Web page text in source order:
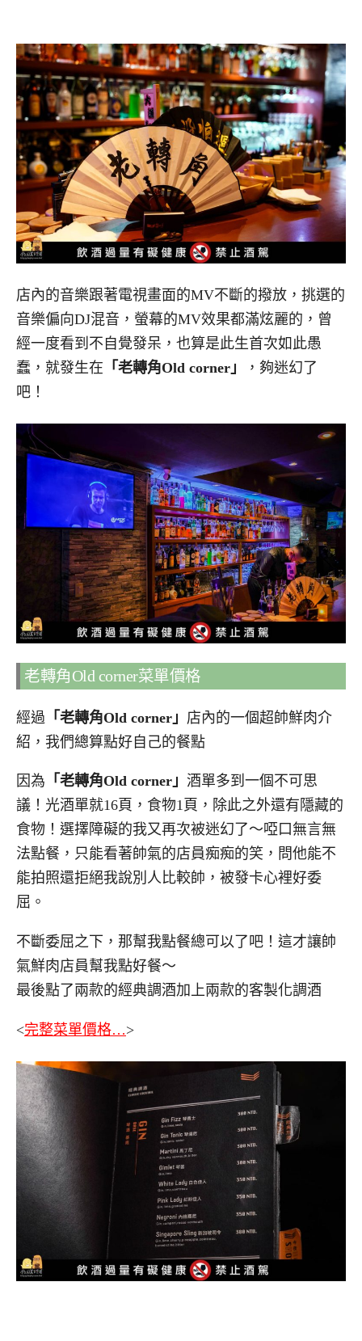
店內的音樂跟著電視畫面的MV不斷的撥放，挑選的
音樂偏向DJ混音，螢幕的MV效果都滿炫麗的，曾
經一度看到不自覺發呆，也算是此生首次如此愚
蠢，就發生在 「老轉角Old corner」
，夠迷幻了
吧！
老轉角Old corner菜單價格
經過 「老轉角Old corner」 店內的一個超帥鮮肉介
紹，我們總算點好自己的餐點
因為 「老轉角Old corner」 酒單多到一個不可思
議！光酒單就16頁，食物1頁，除此之外還有隱藏的
食物！選擇障礙的我又再次被迷幻了～啞口無言無
法點餐，只能看著帥氣的店員痴痴的笑，問他能不
能拍照還拒絕我說別人比較帥，被發卡心裡好委
屈。
不斷委屈之下，那幫我點餐總可以了吧！這才讓帥
氣鮮肉店員幫我點好餐～
最後點了兩款的經典調酒加上兩款的客製化調酒
<完整菜單價格…>